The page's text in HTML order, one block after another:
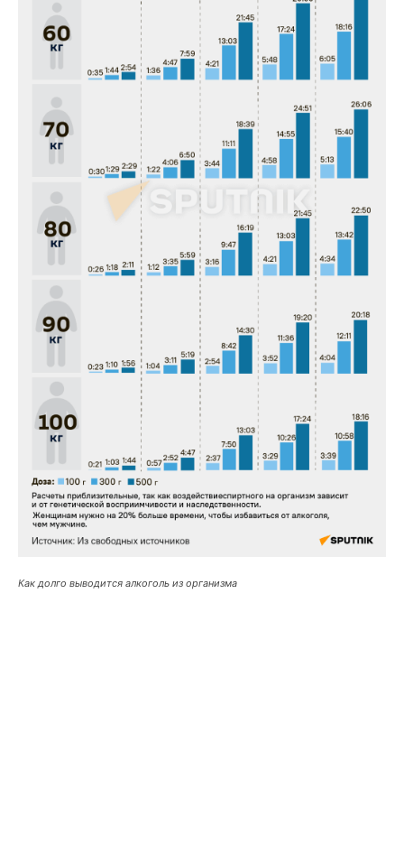
Как долго выводится алкоголь из организма